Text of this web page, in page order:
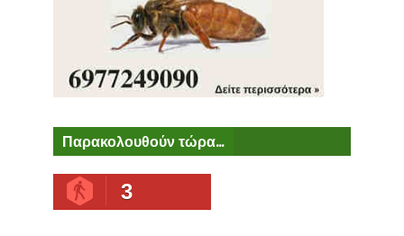
Παρακολουθούν τώρα...
3